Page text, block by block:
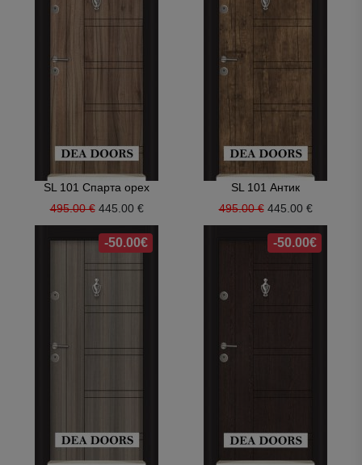
SL 101 Спарта орех
495.00 € 445.00 €
SL 101 Антик
495.00 € 445.00 €
-50.00€ -50.00€